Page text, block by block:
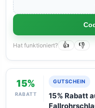
Hat funktioniert? 👍 👎
15%
RABATT
GUTSCHEIN
15% Rabatt